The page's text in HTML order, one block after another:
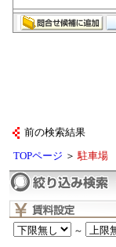
前の検索結果
TOPページ ＞駐車場
～